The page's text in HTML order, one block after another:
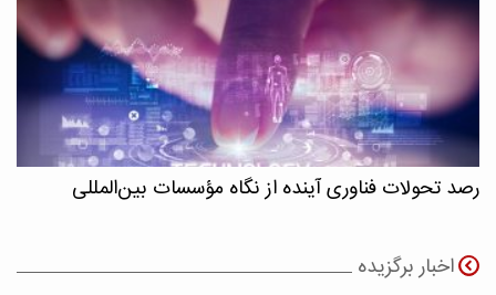
رصد تحولات فناوری آینده از نگاه مؤسسات بین‌المللی
اخبار برگزیده